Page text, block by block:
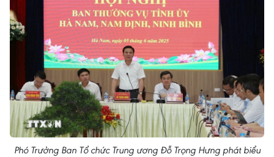
Phó Trưởng Ban Tổ chức Trung ương Đỗ Trọng Hưng phát biểu